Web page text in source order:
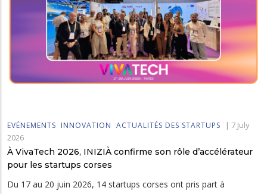
EVÉNEMENTS INNOVATION ACTUALITÉS DES STARTUPS | 7 July
2026
À VivaTech 2026, INIZIÀ confirme son rôle d’accélérateur
pour les startups corses
Du 17 au 20 juin 2026, 14 startups corses ont pris part à